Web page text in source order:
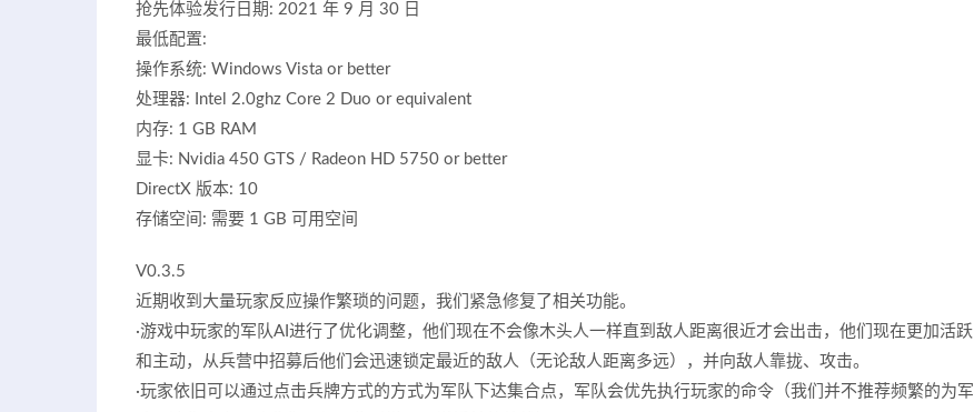
抢先体验发行日期: 2021 年 9 月 30 日
最低配置:
操作系统: Windows Vista or better
处理器: Intel 2.0ghz Core 2 Duo or equivalent
内存: 1 GB RAM
显卡: Nvidia 450 GTS / Radeon HD 5750 or better
DirectX 版本: 10
存储空间: 需要 1 GB 可用空间
V0.3.5
近期收到大量玩家反应操作繁琐的问题，我们紧急修复了相关功能。
·游戏中玩家的军队AI进行了优化调整，他们现在不会像木头人一样直到敌人距离很近才会出击，他们现在更加活跃
和主动，从兵营中招募后他们会迅速锁定最近的敌人（无论敌人距离多远），并向敌人靠拢、攻击。
·玩家依旧可以通过点击兵牌方式的方式为军队下达集合点，军队会优先执行玩家的命令（我们并不推荐频繁的为军